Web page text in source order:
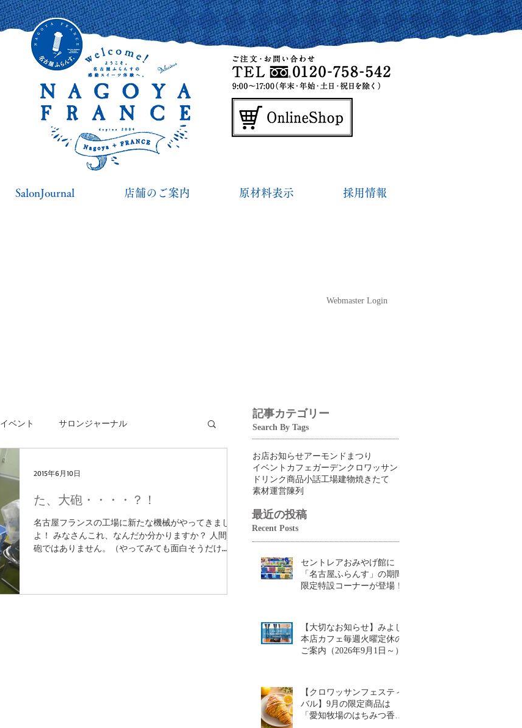
SalonJournal 店舗のご案内 原材料表示 採用情報
Webmaster Login
イベント サロンジャーナル
た、大砲・・・・？！
名古屋フランスの工場に新たな機械がやってきました
よ！ みなさんこれ、なんだか分かりますか？ 人間大
砲ではありません。（やってみても面白そうだけ
2015年6月10日
記事カテゴリー
Search By Tags
お店お知らせアーモンドまつり
イベント カフェ ガーデンクロワッサン
ドリンク商品小話工場建物焼きたて
素材運営陳列
最近の投稿
Recent Posts
セントレアおみやげ館に
「名古屋ふらんす」の期間
限定特設コーナーが登場！
【大切なお知らせ】みよし
本店カフェ毎週火曜定休の
ご案内（2026年9月1日～）
【クロワッサンフェスティ
バル】9月の限定商品は
「愛知牧場のはちみつ香る